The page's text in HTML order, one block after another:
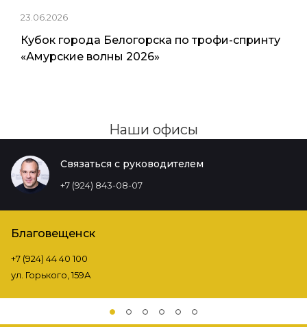
23.06.2026
Кубок города Белогорска по трофи-спринту
«Амурские волны 2026»
Наши офисы
Связаться с руководителем
+7 (924) 843-08-07
Благовещенск
+7 (924) 44 40 100
ул. Горького, 159А